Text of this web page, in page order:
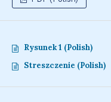
Rysunek 1 (Polish)
Streszczenie (Polish)